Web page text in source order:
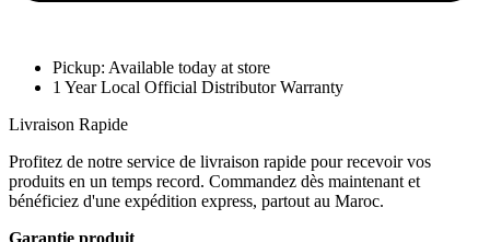
Pickup: Available today at store
1 Year Local Official Distributor Warranty
Livraison Rapide
Profitez de notre service de livraison rapide pour recevoir vos
produits en un temps record. Commandez dès maintenant et
bénéficiez d'une expédition express, partout au Maroc.